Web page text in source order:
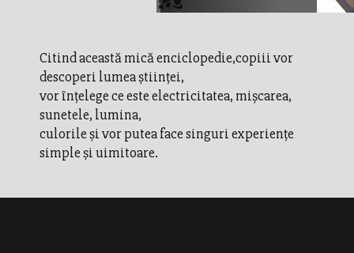
Citind această mică enciclopedie,copiii vor
descoperi lumea ştiinţei,
vor înţelege ce este electricitatea, mişcarea,
sunetele, lumina,
culorile şi vor putea face singuri experienţe
simple şi uimitoare.